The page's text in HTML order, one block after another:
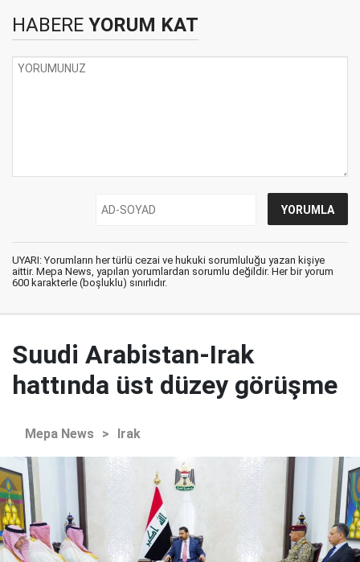
HABERE YORUM KAT
UYARI: Yorumların her türlü cezai ve hukuki sorumluluğu yazan kişiye
aittir. Mepa News, yapılan yorumlardan sorumlu değildir. Her bir yorum
600 karakterle (boşluklu) sınırlıdır.
Suudi Arabistan-Irak
hattında üst düzey görüşme
Mepa News > Irak